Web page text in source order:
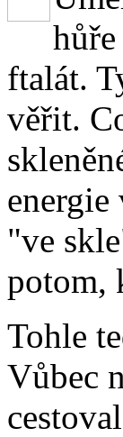
ftalát.
věřit.
"ve
potom,
Tohle
Vůbec